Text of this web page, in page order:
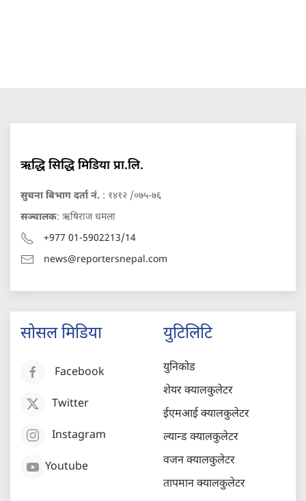
ऋद्धि सिद्धि मिडिया प्रा.लि.
सुचना बिभाग दर्ता नं. : १४१२ /०७५-७६
सञ्चालक: ऋषिराज धमला
+977 01-5902213/14
news@reportersnepal.com
सोसल मिडिया
Facebook
Twitter
Instagram
Youtube
युटिलिटि
युनिकोड
शेयर क्यालकुलेटर
ईएमआई क्यालकुलेटर
ल्यान्ड क्यालकुलेटर
वजन क्यालकुलेटर
तापमान क्यालकुलेटर